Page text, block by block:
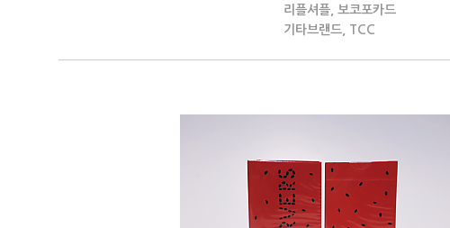
리플셔플, 보코포카드
기타브랜드, TCC